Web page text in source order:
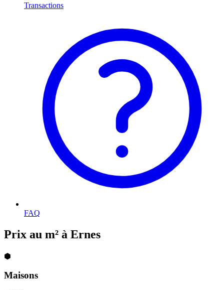
Transactions
FAQ
Prix au m² à Ernes
⬢
Maisons